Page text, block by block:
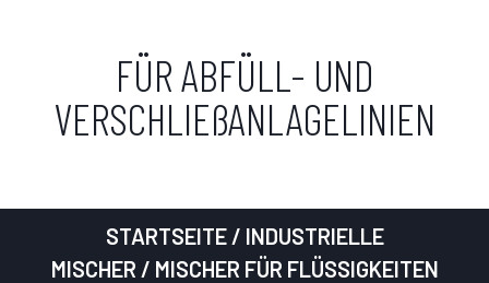
FÜR ABFÜLL- UND
VERSCHLIEßANLAGELINIEN
STARTSEITE/ INDUSTRIELLE
MISCHER / MISCHER FÜR FLÜSSIGKEITEN